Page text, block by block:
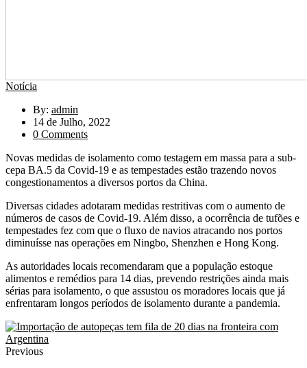
Notícia
By: admin
14 de Julho, 2022
0 Comments
Novas medidas de isolamento como testagem em massa para a sub-
cepa BA.5 da Covid-19 e as tempestades estão trazendo novos
congestionamentos a diversos portos da China.
Diversas cidades adotaram medidas restritivas com o aumento de
números de casos de Covid-19. Além disso, a ocorrência de tufões e
tempestades fez com que o fluxo de navios atracando nos portos
diminuísse nas operações em Ningbo, Shenzhen e Hong Kong.
As autoridades locais recomendaram que a população estoque
alimentos e remédios para 14 dias, prevendo restrições ainda mais
sérias para isolamento, o que assustou os moradores locais que já
enfrentaram longos períodos de isolamento durante a pandemia.
Previous